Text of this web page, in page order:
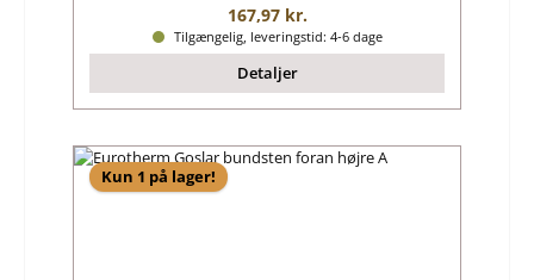
Almindelig pris:
167,97 kr.
Tilgængelig, leveringstid: 4-6 dage
Detaljer
Kun 1 på lager!